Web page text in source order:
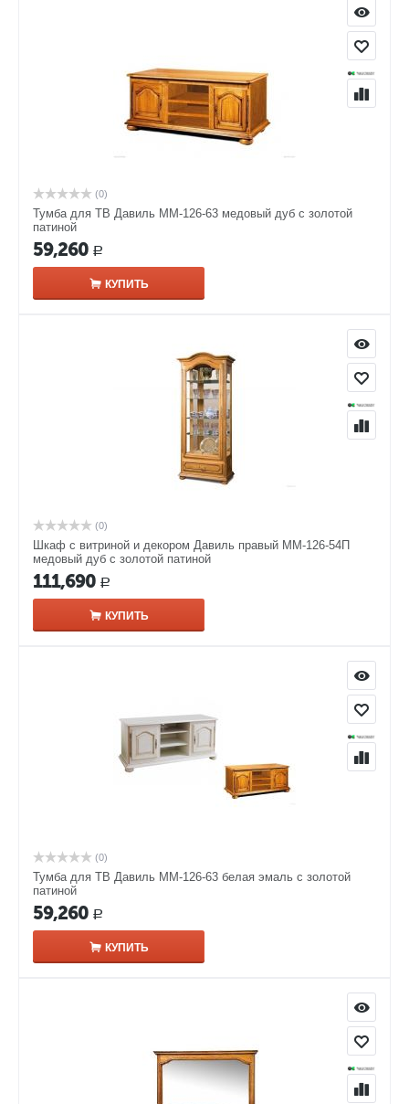
(0)
Тумба для ТВ Давиль ММ-126-63 медовый дуб с золотой
патиной
59,260 Р
КУПИТЬ
(0)
Шкаф с витриной и декором Давиль правый ММ-126-54П
медовый дуб с золотой патиной
111,690 Р
КУПИТЬ
(0)
Тумба для ТВ Давиль ММ-126-63 белая эмаль с золотой
патиной
59,260 Р
КУПИТЬ